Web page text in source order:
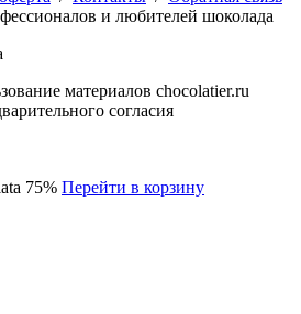
и любителей шоколада
материалов chocolatier.ru
согласия
75% Перейти в корзину